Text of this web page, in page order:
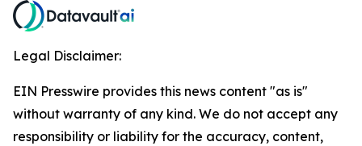
Legal Disclaimer:
EIN Presswire provides this news content "as is"
without warranty of any kind. We do not accept any
responsibility or liability for the accuracy, content,